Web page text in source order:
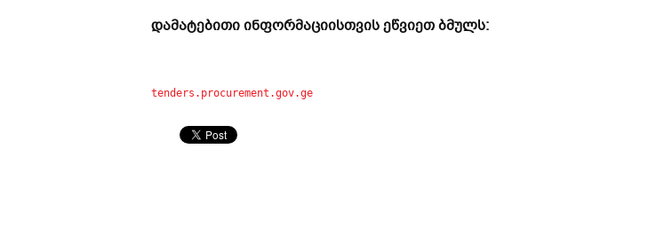
დამატებითი ინფორმაციისთვის ეწვიეთ ბმულს:
tenders.procurement.gov.ge